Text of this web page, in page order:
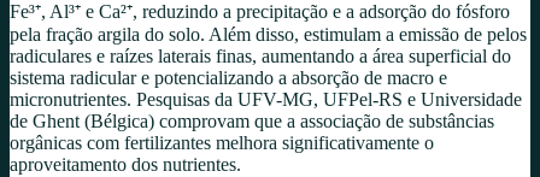
Fe³⁺, Al³⁺ e Ca²⁺, reduzindo a precipitação e a adsorção do fósforo
pela fração argila do solo. Além disso, estimulam a emissão de pelos
radiculares e raízes laterais finas, aumentando a área superficial do
sistema radicular e potencializando a absorção de macro e
micronutrientes. Pesquisas da UFV-MG, UFPel-RS e Universidade
de Ghent (Bélgica) comprovam que a associação de substâncias
orgânicas com fertilizantes melhora significativamente o
aproveitamento dos nutrientes.